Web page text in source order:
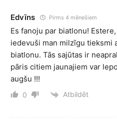
Edvīns Pirms 4 mēnešiem
Es fanoju par biatlonu!
iedevuši man milzīgu tieksmi
biatlonu. Tās sajūtas ir
pāris citiem jaunajiem var
augšu !!!
0 Atbildēt